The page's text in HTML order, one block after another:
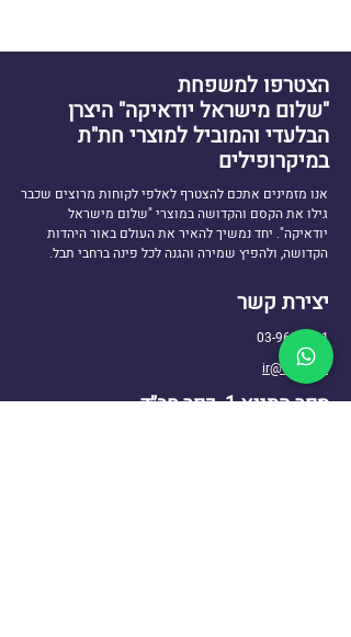
הצטרפו למשפחת
"שלום מישראל יודאיקה" היצרן
הבלעדי והמוביל למוצרי חת"ת
במיקרופילים
אנו מזמינים אתכם להצטרף לאלפי לקוחות מרוצים שכבר
גילו את הקסם והקדושה במוצרי "שלום מישראל
יודאיקה". יחד נמשיך להאיר את העולם באור היהדות
הקדושה, ולהפיץ שמירה והגנה לכל פינה ברחבי תבל.
יצירת קשר
03-9606431
ir@770.mn
ספר התניא 1, כפר חב״ד